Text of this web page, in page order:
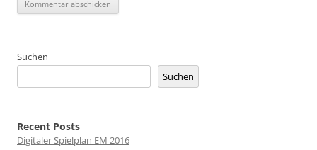
Suchen
Suchen
Recent Posts
Digitaler Spielplan EM 2016